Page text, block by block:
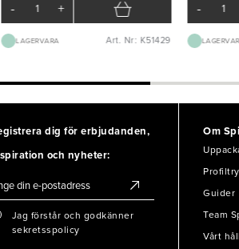
- +
LAGERVARA Art. Nr: K51429
-
dig för erbjudanden,
och nyheter:
Jag förstår och godkänner
sekretsspolicy
Om
Guider
Team
Vårt